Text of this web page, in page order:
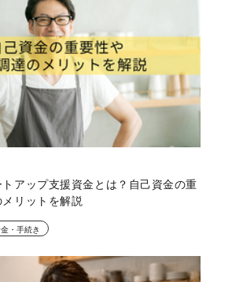
アップ支援資金とは？自己資金の重
リットを解説
・手続き